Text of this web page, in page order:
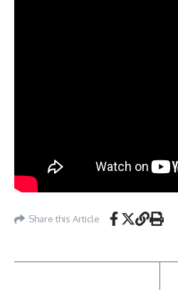
Share this Article